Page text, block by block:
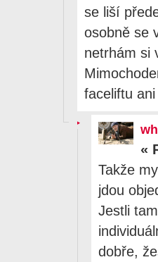
se liší
osobně se
netrhám si
faceliftu
«
Takže
jdou
Jestli
dobře,